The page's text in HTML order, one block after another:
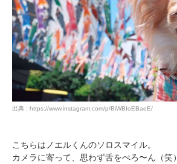
出典 : https://www.instagram.com/p/BiWBIoEBaeE/
こちらはノエルくんのソロスマイル。
カメラに寄って、思わず舌をぺろ〜ん（笑）